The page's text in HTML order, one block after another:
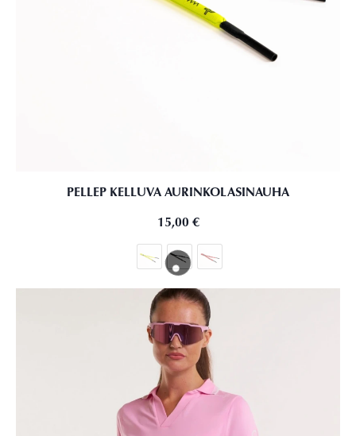
PELLEP KELLUVA AURINKOLASINAUHA
15,00 €